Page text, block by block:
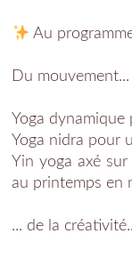
Au
Du mouvement...
Yoga dynamique
Yoga nidra pour
Yin yoga axé
au printemps en
... de la